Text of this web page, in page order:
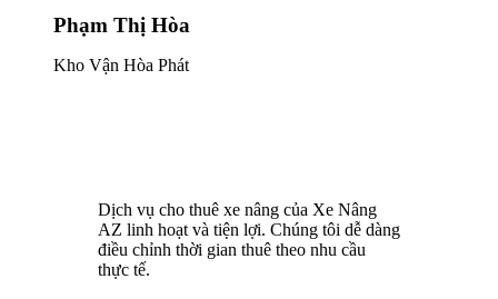
Phạm Thị Hòa
Kho Vận Hòa Phát
Dịch vụ cho thuê xe nâng của Xe Nâng
AZ linh hoạt và tiện lợi. Chúng tôi dễ dàng
điều chỉnh thời gian thuê theo nhu cầu
thực tế.